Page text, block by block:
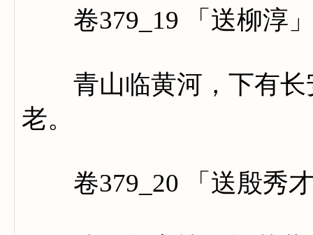
卷379_19 「送柳淳
青山临黄河，下有长
老。
卷379_20 「送殷秀才